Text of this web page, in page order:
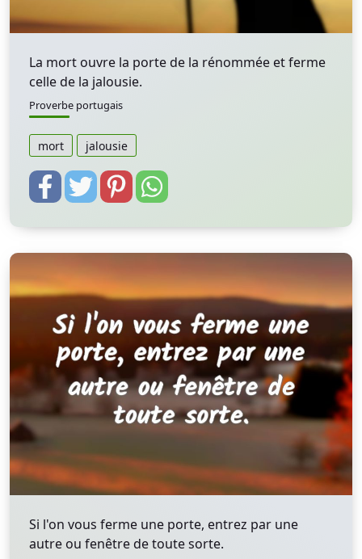
La mort ouvre la porte de la rénommée et ferme
celle de la jalousie.
Proverbe portugais
mort jalousie
Si l'on vous ferme une porte, entrez par une
autre ou fenêtre de toute sorte.